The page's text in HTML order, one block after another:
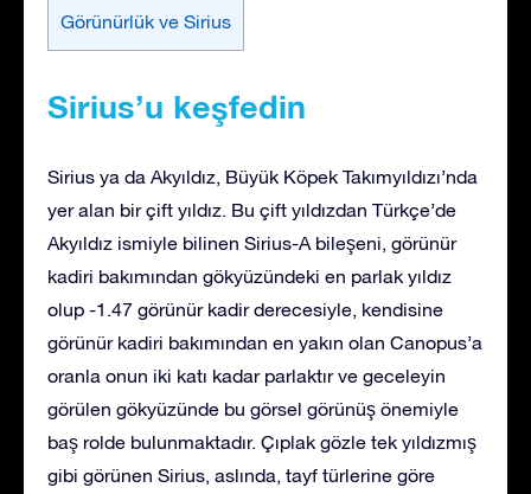
Görünürlük ve Sirius
Sirius’u keşfedin
Sirius ya da Akyıldız, Büyük Köpek Takımyıldızı’nda
yer alan bir çift yıldız. Bu çift yıldızdan Türkçe’de
Akyıldız ismiyle bilinen Sirius-A bileşeni, görünür
kadiri bakımından gökyüzündeki en parlak yıldız
olup -1.47 görünür kadir derecesiyle, kendisine
görünür kadiri bakımından en yakın olan Canopus’a
oranla onun iki katı kadar parlaktır ve geceleyin
görülen gökyüzünde bu görsel görünüş önemiyle
baş rolde bulunmaktadır. Çıplak gözle tek yıldızmış
gibi görünen Sirius, aslında, tayf türlerine göre